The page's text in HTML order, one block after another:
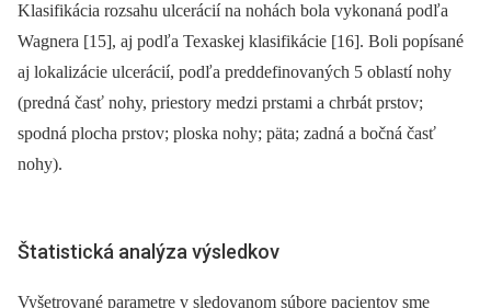
Klasifikácia rozsahu ulcerácií na nohách bola vykonaná podľa
Wagnera [15], aj podľa Texaskej klasifikácie [16]. Boli popísané
aj lokalizácie ulcerácií, podľa preddefinovaných 5 oblastí nohy
(predná časť nohy, priestory medzi prstami a chrbát prstov;
spodná plocha prstov; ploska nohy; päta; zadná a bočná časť
nohy).
Štatistická analýza výsledkov
Vyšetrované parametre v sledovanom súbore pacientov sme